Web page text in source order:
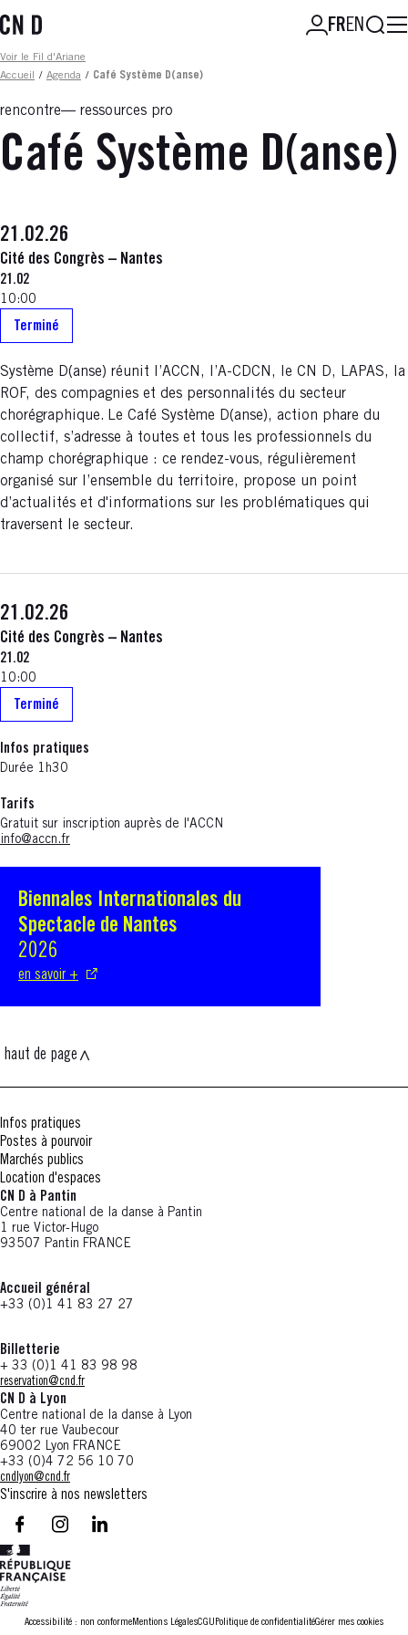
au
principal
FREN
Fil d'ariane
Voir le Fil d'Ariane
Accueil
/ Agenda / Café Système D(anse)
rencontre ressources pro
Café Système D(anse)
21.02.26
Cité des Congrès – Nantes
21.02
10:00
Terminé
Système D(anse) réunit l’ACCN, l’A-CDCN, le CN D, LAPAS, la
ROF, des compagnies et des personnalités du secteur
chorégraphique. Le Café Système D(anse), action phare du
collectif, s’adresse à toutes et tous les professionnels du
champ chorégraphique : ce rendez-vous, régulièrement
organisé sur l’ensemble du territoire, propose un point
d’actualités et d'informations sur les problématiques qui
traversent le secteur.
21.02.26
Cité des Congrès – Nantes
21.02
10:00
Terminé
Infos pratiques
Durée 1h30
Tarifs
Gratuit sur inscription auprès de l'ACCN
info@accn.fr
Biennales Internationales du
Spectacle de Nantes
2026
en savoir +
S'ouvre dans une nouvelle fenêtre
haut de page
Infos pratiques
Postes à pourvoir
Marchés publics
Location d'espaces
CN D à Pantin
Centre national de la danse à Pantin
1 rue Victor-Hugo
93507 Pantin FRANCE
Accueil général
+33 (0)1 41 83 27 27
Billetterie
+ 33 (0)1 41 83 98 98
reservation@cnd.fr
CN D à Lyon
Centre national de la danse à Lyon
40 ter rue Vaubecour
69002 Lyon FRANCE
+33 (0)4 72 56 10 70
cndlyon@cnd.fr
S'inscrire à nos newsletters
facebook - CN D - Nouvelle fenêtre
instagram - CN D - Nouvelle fenêtre
LinkedIn - CN D - Nouvelle fenêtre
Accessibilité : non conformeMentions LégalesCGU Politique de confidentialitéGérer mes cookies